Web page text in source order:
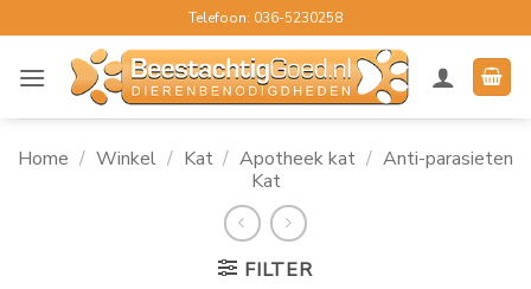
naar
inhoud
Telefoon: 036-5230258
Home / Winkel / Kat / Apotheek kat / Anti-parasieten
Kat
FILTER